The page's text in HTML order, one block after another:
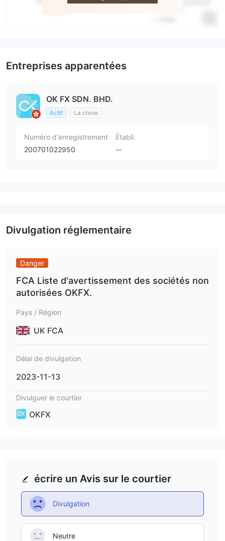
Entreprises apparentées
OK FX SDN. BHD.
Actif La chine
Numéro d'enregistrement
200701022950
Établi
--
Divulgation réglementaire
Danger
FCA Liste d'avertissement des sociétés non
autorisées OKFX.
Pays / Région
UK FCA
Délai de divulgation
2023-11-13
Divulguer le courtier
OKFX
écrire un Avis sur le courtier
Divulgation
Neutre